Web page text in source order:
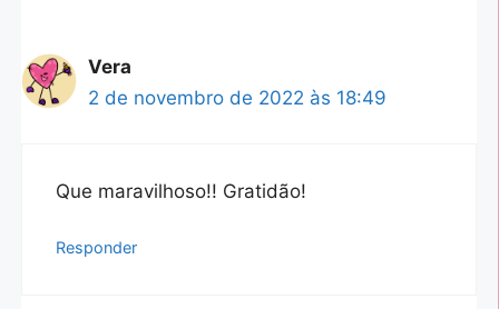
Vera
2 de novembro de 2022 às 18:49
Que maravilhoso!! Gratidão!
Responder